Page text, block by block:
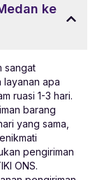
ke
sangat
apa
ruasi 1-3 hari.
barang
yang sama,
pengiriman
ONS.